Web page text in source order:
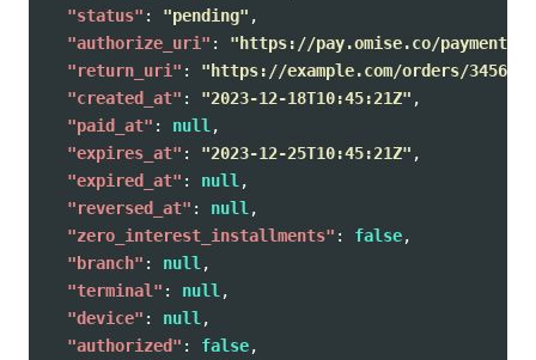
"status" : "pending" ,
"authorize_uri" :
"https://pay.omise.co/payments/
"return_uri" :
"https://example.com/orders/
"created_at" : "2023-12-18T10:45:21Z" ,
"paid_at" : null ,
"expires_at" : "2023-12-25T10:45:21Z" ,
"expired_at" : null ,
"reversed_at" : null ,
"zero_interest_installments" : false,
"branch" : null ,
"terminal" : null ,
"device" : null ,
"authorized" : false,